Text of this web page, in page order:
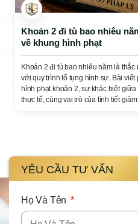
Khoản 2 đi tù bao nhiêu
về khung hình phạt
Khoản 2 đi tù bao nhiêu năm là
với quy trình tố tụng hình sự. Bài
hình phạt khoản 2, sự khác biệt
thực tế, cùng vai trò của tình tiết
YÊU CẦU TƯ VẤN
Họ Và Tên